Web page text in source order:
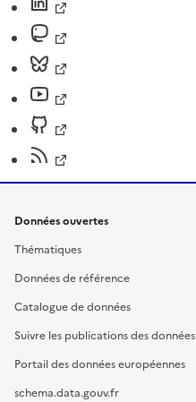
Données ouvertes
Thématiques
Données de référence
Catalogue de données
Suivre les publications des données
Portail des données européennes
schema.data.gouv.fr